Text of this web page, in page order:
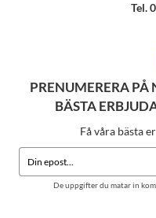
Tel.
PRENUMERERA PÅ
BÄSTA
Få våra bästa
De uppgifter du matar in